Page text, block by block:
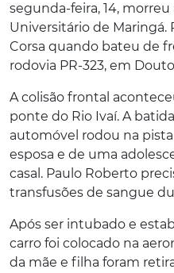
segunda-feira, 14,
Universitário de Maringá.
Corsa quando bateu de
rodovia PR-323, em
A colisão frontal
ponte do Rio Ivaí. A
automóvel rodou na
esposa e de uma
casal. Paulo Roberto
transfusões de sangue
Após ser intubado e
carro foi colocado na
da mãe e filha foram